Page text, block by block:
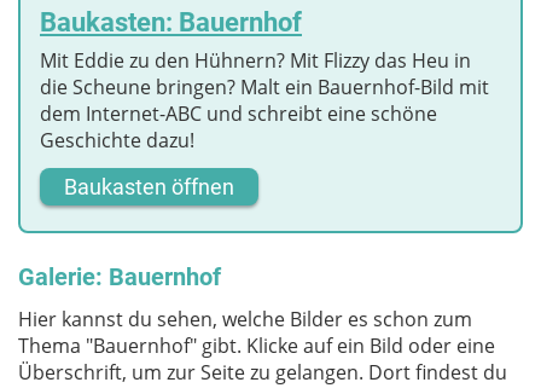
Baukasten: Bauernhof
Mit Eddie zu den Hühnern? Mit Flizzy das Heu in
die Scheune bringen? Malt ein Bauernhof-Bild mit
dem Internet-ABC und schreibt eine schöne
Geschichte dazu!
Baukasten öffnen
Galerie: Bauernhof
Hier kannst du sehen, welche Bilder es schon zum
Thema "Bauernhof" gibt. Klicke auf ein Bild oder eine
Überschrift, um zur Seite zu gelangen. Dort findest du